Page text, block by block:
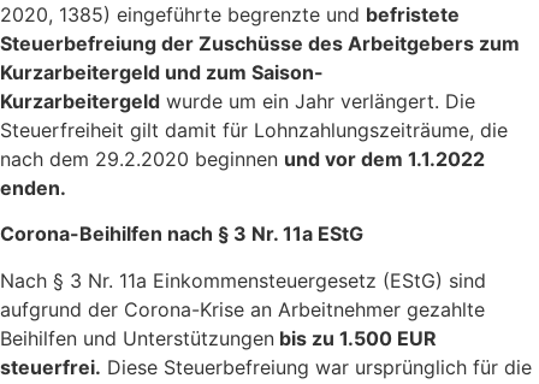
2020, 1385) eingeführte begrenzte und befristete
Steuerbefreiung der Zuschüsse des Arbeitgebers zum
Kurzarbeitergeld und zum Saison-
Kurzarbeitergeld wurde um ein Jahr verlängert. Die
Steuerfreiheit gilt damit für Lohnzahlungszeiträume, die
nach dem 29.2.2020 beginnen und vor dem 1.1.2022
enden.
Corona-Beihilfen nach § 3 Nr. 11a EStG
Nach § 3 Nr. 11a Einkommensteuergesetz (EStG) sind
aufgrund der Corona-Krise an Arbeitnehmer gezahlte
Beihilfen und Unterstützungen bis zu 1.500 EUR
steuerfrei. Diese Steuerbefreiung war ursprünglich für die